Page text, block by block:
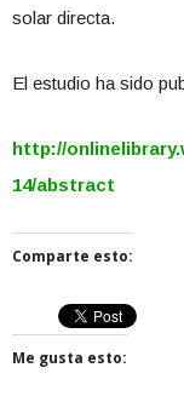
solar directa.
El estudio ha sido
http://
14/abstract
Comparte esto:
Me gusta esto: